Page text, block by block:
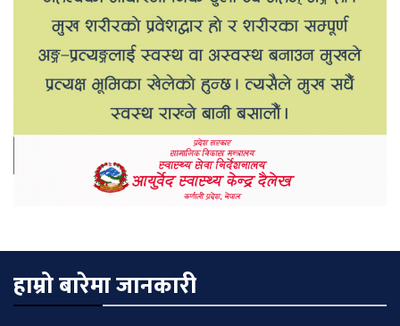
हाम्रो बारेमा जानकारी